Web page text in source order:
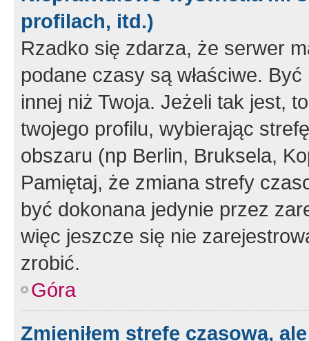
profilach, itd.)
Rzadko się zdarza, że serwer
podane czasy są właściwe.
innej niż Twoja. Jeżeli tak jest,
twojego profilu, wybierając
obszaru (np Berlin, Bruksela,
Pamiętaj, że zmiana strefy
być dokonana jedynie przez
więc jeszcze się nie
zrobić.
Góra
Zmieniłem strefę czasową,